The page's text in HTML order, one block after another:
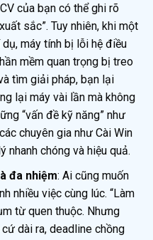
của bạn có thể ghi rõ
sắc”. Tuy nhiên, khi một
máy tính bị lỗi hệ điều
mềm quan trọng bị treo
tìm giải pháp, bạn lại
lại máy vài lần mà không
“vấn đề kỹ năng” như
chuyên gia như Cài Win
chóng và hiệu quả.
đa nhiệm: Ai cũng muốn
nhiều việc cùng lúc. “Làm
từ quen thuộc. Nhưng
dài ra, deadline chồng